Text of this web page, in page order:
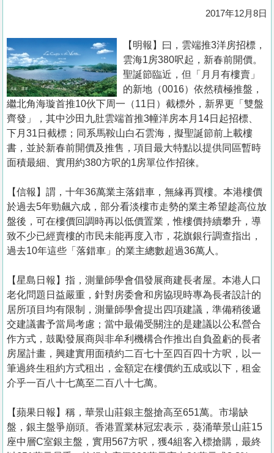
置
業
手
冊
關
於
我
們
2017年12月8日
【明報】曰，雲端推3洋房招標，
雲海1房380呎起，新春前開價。
聖誕節臨近，但「月月有樓賣」
的新地（0016）依然積極推盤，
繼北角海璇首推10伙下周一（11日）截標外，新界更「雙盤
齊發」，其中沙田九肚雲端首推3幢洋房本月14日起招標、
下月31日截標；同系馬鞍山白石雲海，擬聖誕節前上載樓
書，並於新春前開價及推售，項目最大特點以提供同區暫時
面積最細、實用約380方呎的1房單位作招徠。
【信報】謂，十年36萬業主落錯車，無緣再買樓。本港樓價
於過去5年勁飆六成，部分看淡樓市走勢的業主希望趁高位放
盤後，可在樓價回調時再以低價置業，惟樓價持續攀升，導
致不少已經賣樓的市民未能再度入市，花旗銀行調查指出，
過去10年這些「落錯車」的業主總數超過36萬人。
【星島日報】指，測量師學會倡發展商建長者屋。本港人口
老化問題日益嚴重，針對房委會和房協現時專為長者設計的
居所項目均有限制，測量師學會提出四項建議，準備稍後遞
交建議書予當局考慮；當中最備受關注的是建議以公私營合
作方式，鼓勵發展商與非牟利機構合作推出自負盈虧的長者
房屋計畫，興建實用面積約二百七十至四百四十方呎，以一
筆過終生租約方式租出，金額定在樓價約五成或以下，租金
介乎一百八十七萬至二百八十七萬。
【蘋果日報】稱，華景山莊銀主盤搶高至651萬。市場缺
盤，銀主盤爭崩頭。香港置業林冠宏表示，葵涌華景山莊15
座中層C室銀主盤，實用567方呎，獲4組客入標搶購，最終